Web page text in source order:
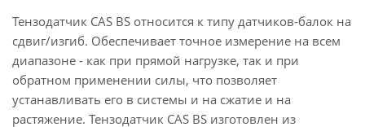
Тензодатчик CAS BS относится к типу датчиков-балок на
сдвиг/изгиб. Обеспечивает точное измерение на всем
диапазоне - как при прямой нагрузке, так и при
обратном применении силы, что позволяет
устанавливать его в системы и на сжатие и на
растяжение. Тензодатчик CAS BS изготовлен из